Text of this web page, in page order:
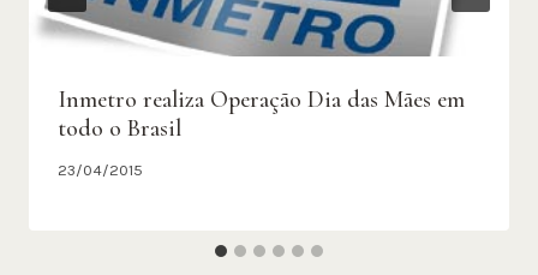
Inmetro realiza Operação Dia das Mães em
todo o Brasil
23/04/2015